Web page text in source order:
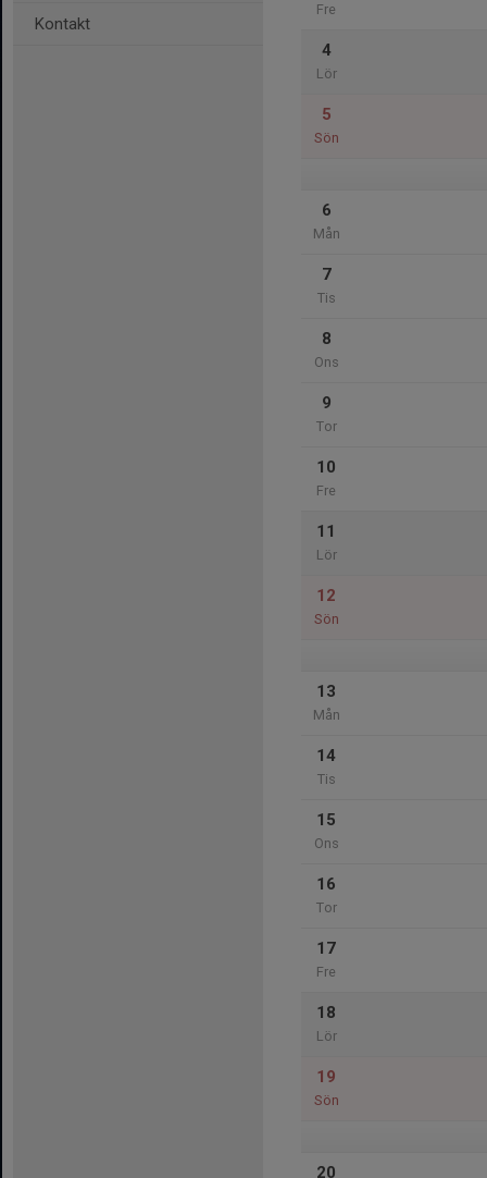
Kontakt
Fre
4
Lör
5
Sön
6
Mån
7
Tis
8
Ons
9
Tor
10
Fre
11
Lör
12
Sön
13
Mån
14
Tis
15
Ons
16
Tor
17
Fre
18
Lör
19
Sön
20